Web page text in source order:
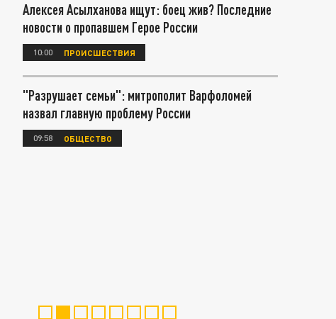
Алексея Асылханова ищут: боец жив? Последние
новости о пропавшем Герое России
10:00 ПРОИСШЕСТВИЯ
"Разрушает семьи": митрополит Варфоломей
назвал главную проблему России
09:58 ОБЩЕСТВО